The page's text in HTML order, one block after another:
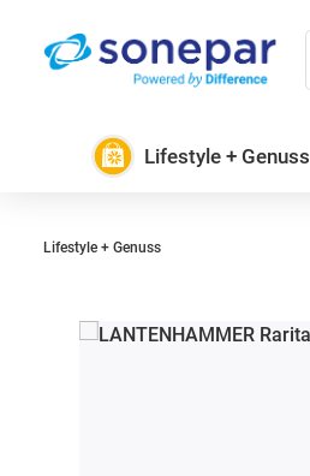
Hauptinhalt springen
Zur Suche springen
Zur Hauptnavigation springen
Lifestyle + Genuss
Lifestyle + Genuss